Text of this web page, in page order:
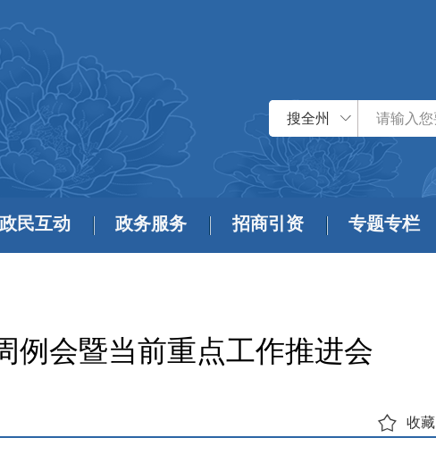
搜全州
政民互动 政务服务 招商引资 专题专栏
例会暨当前重点工作推进会
收藏